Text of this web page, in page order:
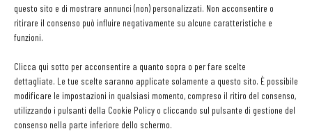
questo sito e di mostrare annunci (non) personalizzati. Non acconsentire o
ritirare il consenso può influire negativamente su alcune caratteristiche e
funzioni.
Clicca qui sotto per acconsentire a quanto sopra o per fare scelte
dettagliate. Le tue scelte saranno applicate solamente a questo sito. È possibile
modificare le impostazioni in qualsiasi momento, compreso il ritiro del consenso,
utilizzando i pulsanti della Cookie Policy o cliccando sul pulsante di gestione del
consenso nella parte inferiore dello schermo.
Facebook Twitter Linkedin